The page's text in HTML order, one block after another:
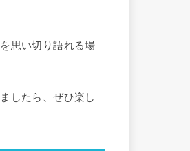
思い切り語れる場
したら、ぜひ楽し